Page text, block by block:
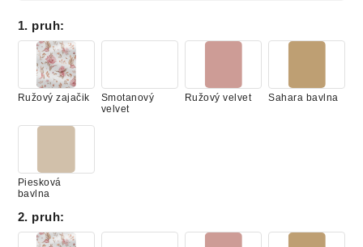
1. pruh:
Ružový zajačik
Smotanový
velvet
Ružový velvet Sahara bavlna
Piesková
bavlna
2. pruh: